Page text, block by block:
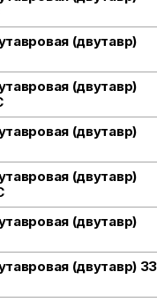
(двутавр)
(двутавр)
(двутавр)
(двутавр)
(двутавр)
(двутавр) 33